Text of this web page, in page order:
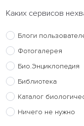
Каких сервисов
Блоги
Фотогалерея
Био.Энциклопедия
Библиотека
Каталог
Ничего не нужно